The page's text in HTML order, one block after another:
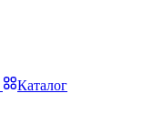
Каталог